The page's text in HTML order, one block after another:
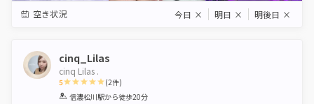
空き状況 今日 × 明日 × 明後日 ×
cinq_Lilas
cinq Lilas .
5
1 2 3 4 5
(2件)
信濃松川駅から徒歩20分